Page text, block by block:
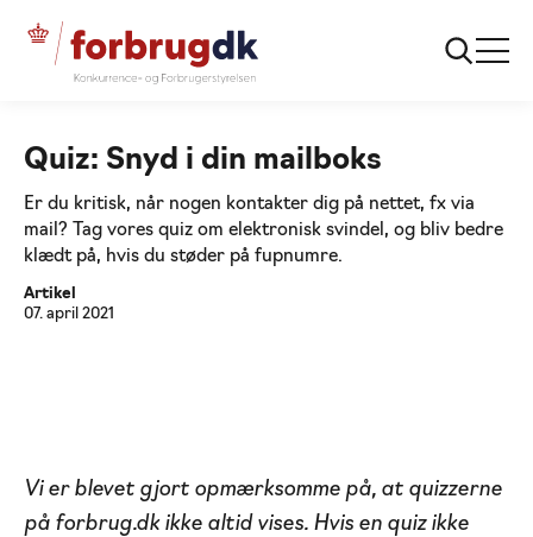
... Quizzer Snyd-i-din-mailboks
Quiz: Snyd i din mailboks
Er du kritisk, når nogen kontakter dig på nettet, fx via
mail? Tag vores quiz om elektronisk svindel, og bliv bedre
klædt på, hvis du støder på fupnumre.
Artikel
07. april 2021
Vi er blevet gjort opmærksomme på, at quizzerne
på forbrug.dk ikke altid vises. Hvis en quiz ikke